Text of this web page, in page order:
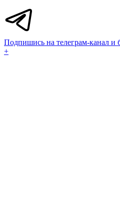
Подпишись на телеграм-канал и
+